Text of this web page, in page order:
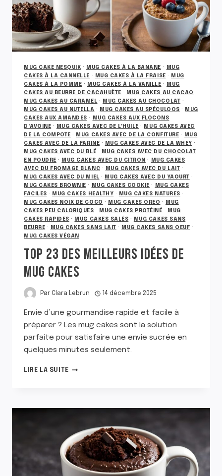
MUG CAKE NESQUIK · MUG CAKES À LA BANANE ·
MUG
CAKES À LA CANNELLE · MUG CAKES À LA FRAISE ·
MUG
CAKES À LA POMME · MUG CAKES À LA VANILLE ·
MUG
CAKES AU BEURRE DE CACAHUÈTE · MUG CAKES AU CACAO ·
MUG CAKES AU CARAMEL · MUG CAKES AU CHOCOLAT ·
MUG CAKES AU NUTELLA · MUG CAKES AU SPÉCULOOS ·
MUG
CAKES AUX AMANDES ·
MUG CAKES AUX FLOCONS
D'AVOINE · MUG CAKES AVEC DE L'HUILE ·
MUG CAKES AVEC
DE LA COMPOTE · MUG CAKES AVEC DE LA CONFITURE ·
MUG
CAKES AVEC DE LA FARINE · MUG CAKES AVEC DE LA WHEY ·
MUG CAKES AVEC DU BLÉ ·
MUG CAKES AVEC DU CHOCOLAT
EN POUDRE · MUG CAKES AVEC DU CITRON ·
MUG CAKES
AVEC DU FROMAGE BLANC · MUG CAKES AVEC DU LAIT ·
MUG CAKES AVEC DU MIEL · MUG CAKES AVEC DU YAOURT ·
MUG CAKES BROWNIE · MUG CAKES COOKIE ·
MUG CAKES
FACILES · MUG CAKES HEALTHY · MUG CAKES NATURES ·
MUG CAKES NOIX DE COCO · MUG CAKES OREO ·
MUG
CAKES PEU CALORIQUES · MUG CAKES PROTÉINÉ ·
MUG
CAKES RAPIDES · MUG CAKES SALÉS ·
MUG CAKES SANS
BEURRE · MUG CAKES SANS LAIT · MUG CAKES SANS OEUF ·
MUG CAKES VÉGAN
TOP 23 DES MEILLEURS IDÉES DE
MUG CAKES
Par Clara Lebrun 14 décembre 2025
Envie d’une gourmandise rapide et facile à
préparer ? Les mug cakes sont la solution
parfaite pour satisfaire une envie sucrée en
quelques minutes seulement.
LIRE LA SUITETOP
IDÉES
CAKES